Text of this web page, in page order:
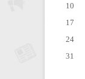
10
17
24
31